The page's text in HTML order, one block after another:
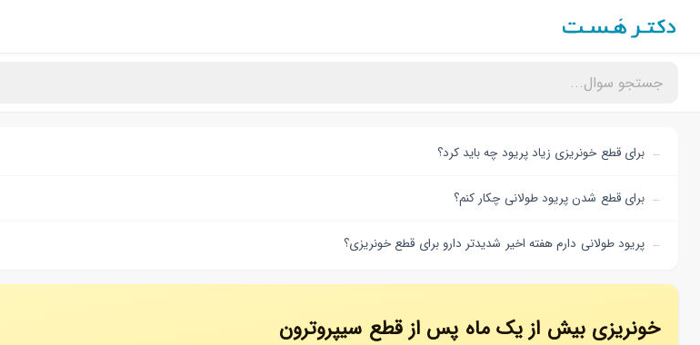
برای قطع خونریزی زیاد پریود چه باید کرد؟
برای قطع شدن پریود طولانی چکار کنم؟
پریود طولانی دارم هفته اخیر شدیدتر دارو برای قطع خونریزی؟
خونریزی بیش از یک ماه پس از قطع سیپروترون